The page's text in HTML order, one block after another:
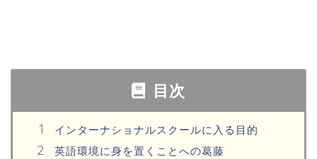
目次
インターナショナルスクールに入る目的
英語環境に身を置くことへの葛藤